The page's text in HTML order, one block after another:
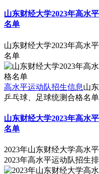
山东财经大学2023年高水
名单
山东财经大学2023年高水
名单
高水平运动队招生信息山
乒乓球、足球统测合格名单
山东财经大学2023年高水
名单
2023年山东财经大学高水
2023年高水平运动队招生